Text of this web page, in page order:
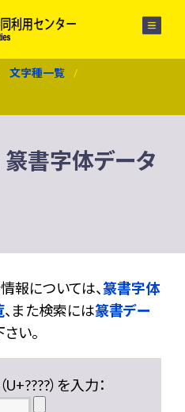
文字種一覧
篆書字体データ
報については、篆書字体
、また検索には篆書デー
い。
）を入力：